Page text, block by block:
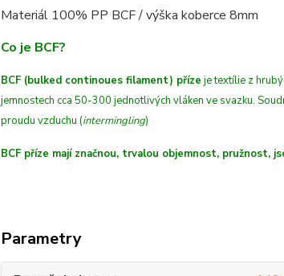
Materiál 100% PP BCF /výška koberce 8mm
Co je BCF?
BCF (bulked continoues filament) příze je textílie z
jemnostech cca 50-300 jednotlivých vláken ve svazku.
proudu vzduchu (intermingling)
BCF příze mají značnou, trvalou objemnost, pružnost,
Parametry